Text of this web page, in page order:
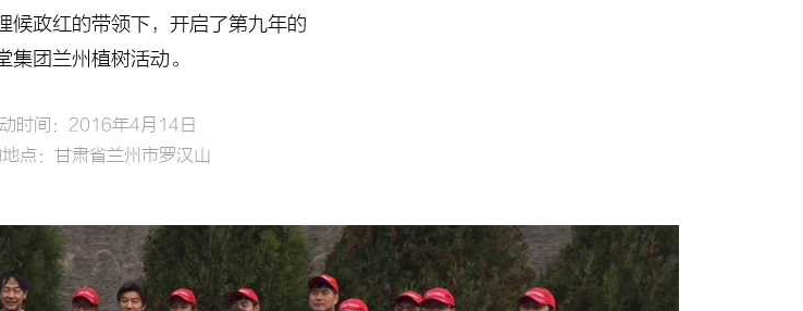
候政红的带领下，开启了第九年的
集团兰州植树活动。
时间：2016年4月14日
点：甘肃省兰州市罗汉山